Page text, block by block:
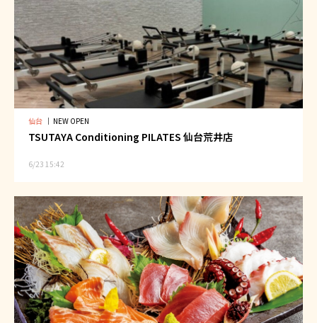
仙台 ｜ NEW OPEN
TSUTAYA Conditioning PILATES 仙台荒井店
6/23 15:42